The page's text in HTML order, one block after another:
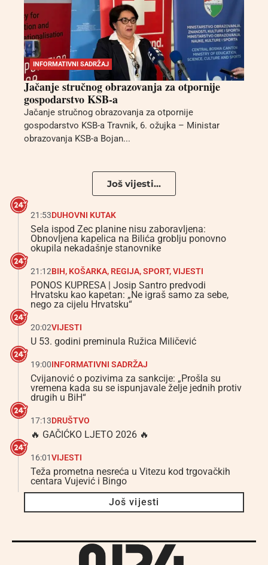
INFORMATIVNI SADRŽAJ
Jačanje stručnog obrazovanja za otpornije
gospodarstvo KSB-a
Jačanje stručnog obrazovanja za otpornije
gospodarstvo KSB-a Travnik, 6. ožujka – Ministar
obrazovanja KSB-a Bojan...
Još vijesti...
21:53DUHOVNI KUTAK
Sela ispod Zec planine nisu zaboravljena:
Obnovljena kapelica na Bilića groblju ponovno
okupila nekadašnje stanovnike
21:12BIH, KOŠARKA, REGIJA,SPORT,VIJESTI
PONOS KUPRESA | Josip Santro predvodi
Hrvatsku kao kapetan: „Ne igraš samo za sebe,
nego za cijelu Hrvatsku“
20:02VIJESTI
U 53. godini preminula Ružica Miličević
19:00INFORMATIVNI SADRŽAJ
Cvijanović o pozivima za sankcije: „Prošla su
vremena kada su se ispunjavale želje jednih protiv
drugih u BiH“
17:13DRUŠTVO
🔥 GAČIĆKO LJETO 2026 🔥
16:01VIJESTI
Teža prometna nesreća u Vitezu kod trgovačkih
centara Vujević i Bingo
Još vijesti